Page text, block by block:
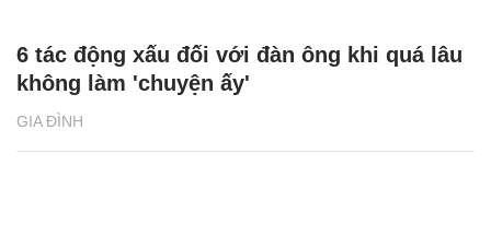
GIA ĐÌNH
6 tác động xấu đối với đàn ông khi quá lâu
không làm 'chuyện ấy'